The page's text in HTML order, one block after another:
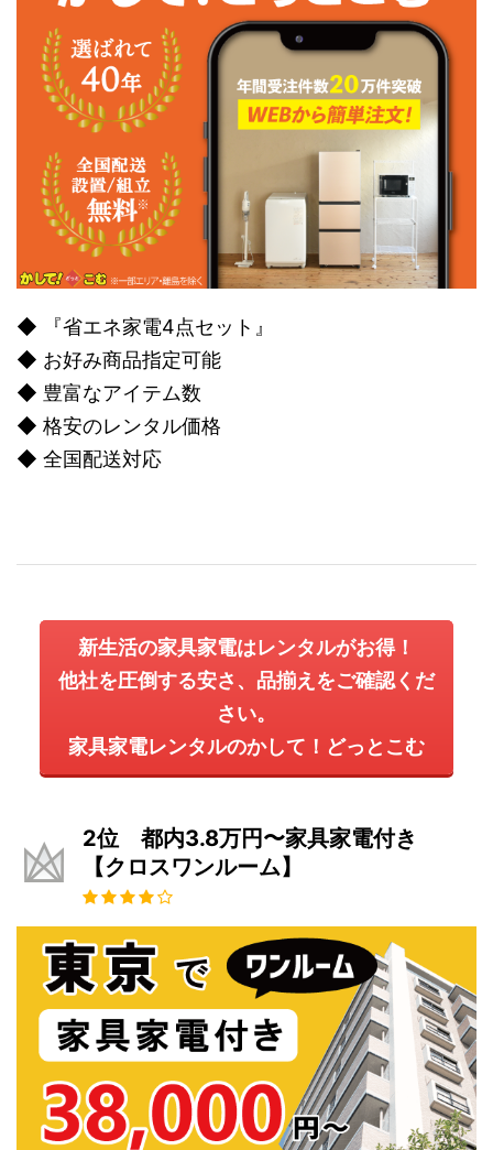
◆ 『省エネ家電4点セット』
◆ お好み商品指定可能
◆ 豊富なアイテム数
◆ 格安のレンタル価格
◆ 全国配送対応
新生活の家具家電はレンタルがお得！
他社を圧倒する安さ、品揃えをご確認くだ
さい。
家具家電レンタルのかして！どっとこむ
2位 都内3.8万円〜家具家電付き
【クロスワンルーム】